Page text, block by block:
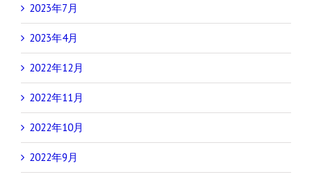
2023年7月
2023年4月
2022年12月
2022年11月
2022年10月
2022年9月